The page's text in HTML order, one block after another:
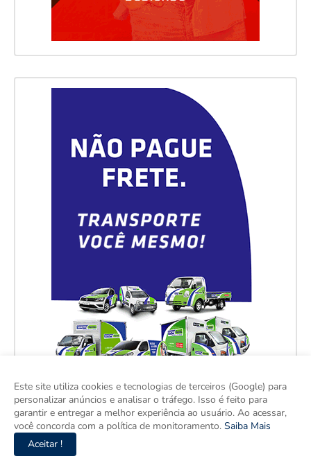
Este site utiliza cookies e tecnologias de terceiros (Google) para
personalizar anúncios e analisar o tráfego. Isso é feito para
garantir e entregar a melhor experiência ao usuário. Ao acessar,
você concorda com a política de monitoramento. Saiba Mais
Aceitar !